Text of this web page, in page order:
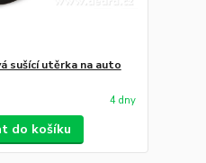
sušící utěrka na auto
4 dny
do košíku